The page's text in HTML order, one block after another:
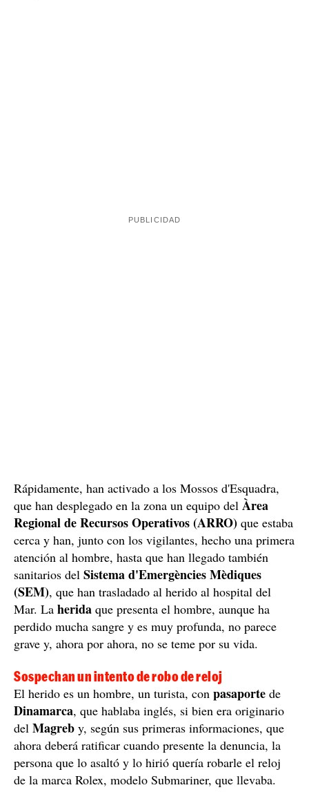
Rápidamente, han activado a los Mossos d'Esquadra,
que han desplegado en la zona un equipo del Àrea
Regional de Recursos Operativos (ARRO) que estaba
cerca y han, junto con los vigilantes, hecho una primera
atención al hombre, hasta que han llegado también
sanitarios del Sistema d'Emergències Mèdiques
(SEM), que han trasladado al herido al hospital del
Mar. La herida que presenta el hombre, aunque ha
perdido mucha sangre y es muy profunda, no parece
grave y, ahora por ahora, no se teme por su vida.